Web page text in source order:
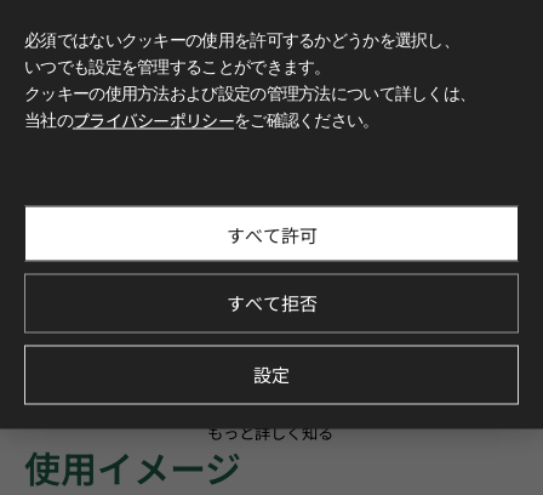
もっと詳しく知る
使用イメージ
必須ではないクッキーの使用を許可するかどうかを選択し、
いつでも設定を管理することができます。
クッキーの使用方法および設定の管理方法について詳しくは、
当社のプライバシーポリシーをご確認ください。
すべて許可
すべて拒否
設定